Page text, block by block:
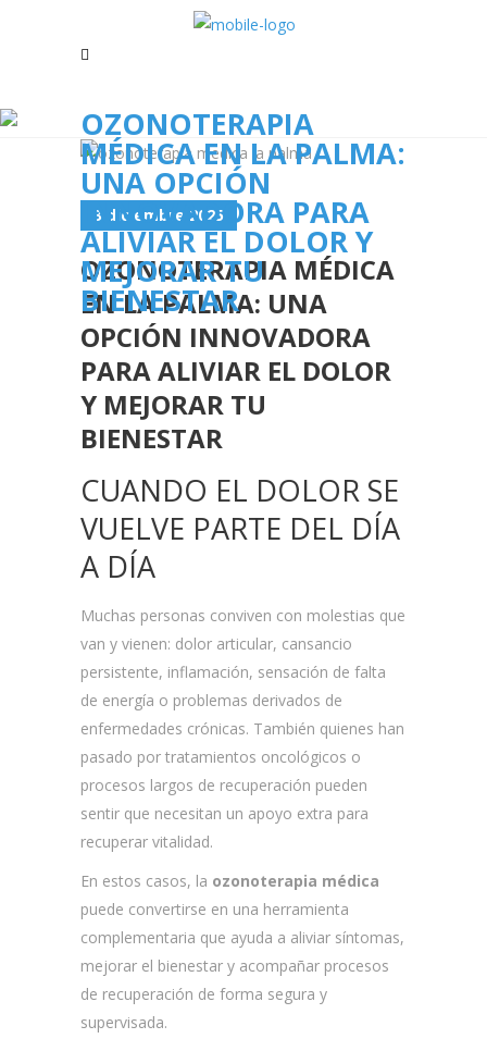
OZONOTERAPIA
MÉDICA EN LA PALMA:
UNA OPCIÓN
INNOVADORA PARA
ALIVIAR EL DOLOR Y
MEJORAR TU
BIENESTAR
3 diciembre 2025
OZONOTERAPIA MÉDICA
EN LA PALMA: UNA
OPCIÓN INNOVADORA
PARA ALIVIAR EL DOLOR
Y MEJORAR TU
BIENESTAR
CUANDO EL DOLOR SE
VUELVE PARTE DEL DÍA
A DÍA
Muchas personas conviven con molestias que
van y vienen: dolor articular, cansancio
persistente, inflamación, sensación de falta
de energía o problemas derivados de
enfermedades crónicas. También quienes han
pasado por tratamientos oncológicos o
procesos largos de recuperación pueden
sentir que necesitan un apoyo extra para
recuperar vitalidad.
En estos casos, la ozonoterapia médica
puede convertirse en una herramienta
complementaria que ayuda a aliviar síntomas,
mejorar el bienestar y acompañar procesos
de recuperación de forma segura y
supervisada.